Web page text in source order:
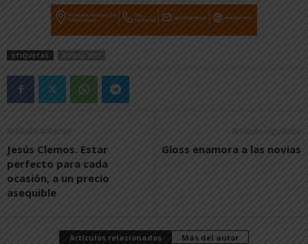
ETIQUETAS BODAS 2017
Artículo anterior
Jesús Clemos. Estar
perfecto para cada
ocasión, a un precio
asequible
Artículo siguiente
Gloss enamora a las novias
Artículos relacionados Más del autor